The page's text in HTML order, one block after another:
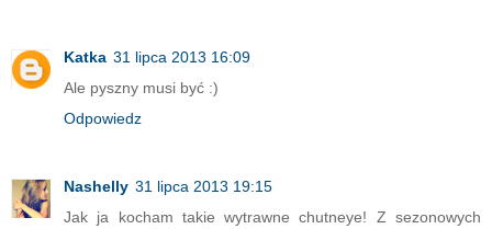
Katka 31 lipca 2013 16:09
Ale pyszny musi być :)
Odpowiedz
Nashelly 31 lipca 2013 19:15
Jak ja kocham takie wytrawne chutneye! Z sezonowych